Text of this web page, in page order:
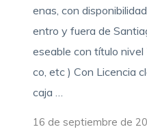
enas, con
entro y fuera de
eseable con título
co, etc ) Con Licencia
caja …
16 de septiembre de